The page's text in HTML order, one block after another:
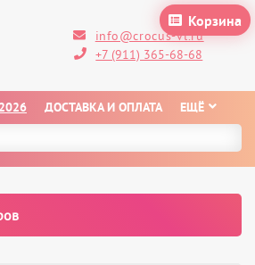
Корзина
info@crocus-vl.ru
+7 (911) 365-68-68
ДОСТАВКА И ОПЛАТА ЕЩЁ